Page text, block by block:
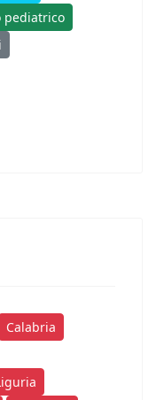
pediatrico
Calabria